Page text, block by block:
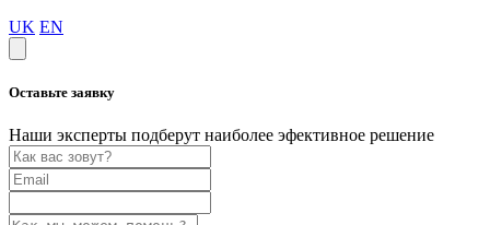
UK EN
Оставьте заявку
Наши эксперты подберут наиболее эфективное решение